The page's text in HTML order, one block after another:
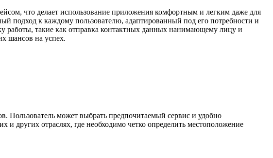
что делает использование приложения комфортным и легким даже для
подход к каждому пользователю, адаптированный под его потребности и
работы, такие как отправка контактных данных нанимающему лицу и
шансов на успех.
Пользователь может выбрать предпочитаемый сервис и удобно
и других отраслях, где необходимо четко определить местоположение